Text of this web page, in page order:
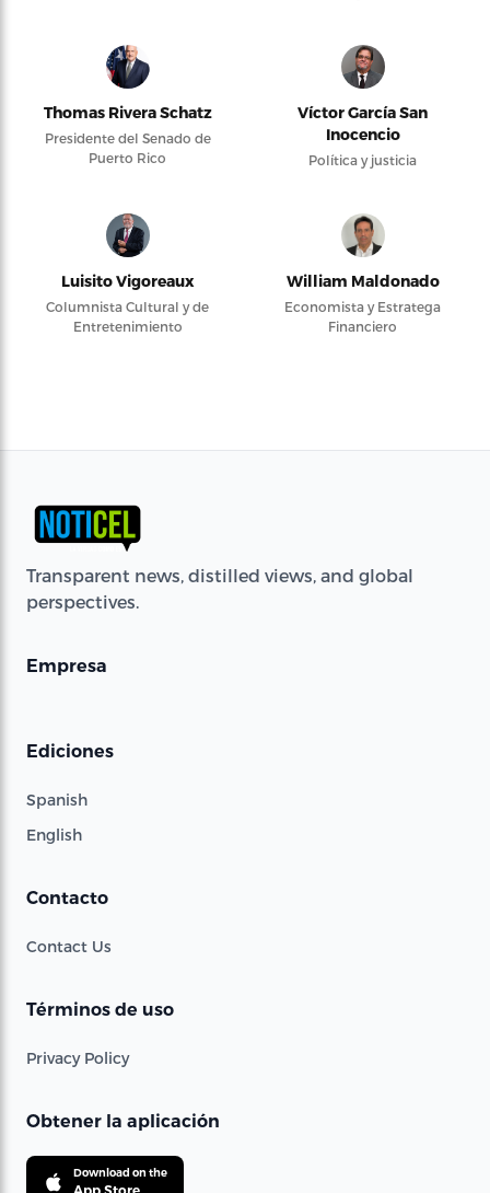
Thomas Rivera Schatz
Presidente del Senado de
Puerto Rico
Víctor García San
Inocencio
Política y justicia
Luisito Vigoreaux
Columnista Cultural y de
Entretenimiento
William Maldonado
Economista y Estratega
Financiero
Transparent news, distilled views, and global
perspectives.
Empresa
Ediciones
Spanish
English
Contacto
Contact Us
Términos de uso
Privacy Policy
Obtener la aplicación
Download on the